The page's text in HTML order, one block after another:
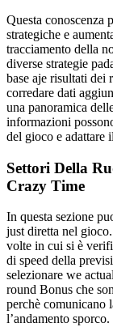
Questa conoscenza
strategiche e
tracciamento della
diverse strategie
base aje risultati dei
corredare dati
una panoramica
informazioni
del gioco e adattare
Settori Della
Crazy Time
In questa sezione
just diretta nel
volte in cui si è
di speed della
selezionare we
round Bonus che
perchè comunicano
l’andamento sporco.